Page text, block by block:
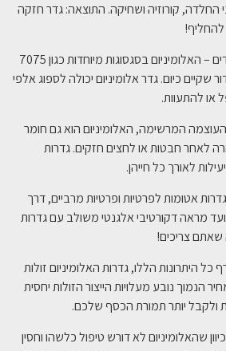
החלדה, קורוזיה ושחיקה. התוצאה: גדר חזקה
???? חוסן ועוצמה חסרי תקדים – האלומיניום בסגסוגות מיוחדות כגון 7075
שקיים כיום. גדר אלומיניום יכולה לספוג אלפי
או להתעוות.
העוצמה המרשימה, האלומיניום הוא גם חומר
לאחר חבטות או לחצים חזקים. גדרות
לאורך כל חייהן.
אטומות לפרטיות ופרטיות מרביים, דרך
ועד מראה דקורטיבי אלגנטי משולב עם גדרות
צריכים!
כל היתרונות הללו, גדרות האלומיניום זולות
הנמוך נובע מעלויות הייצור הזולות יחסית
יותר תמורת הכסף שלכם.
שהאלומיניום לא דורש טיפול כלשהו וחסין